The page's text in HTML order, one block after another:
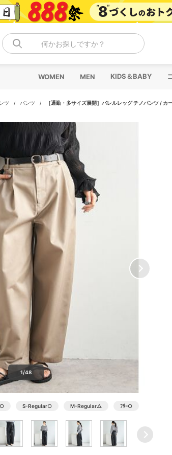
何かお探しですか？
WOMEN MEN KIDS＆BABY
ツ / パンツ / ［通勤・多サイズ展開］バレルレッグ チノパンツ / カ
1/48
○ S-Regular○ M-Regular△ ﾌﾘｰ○